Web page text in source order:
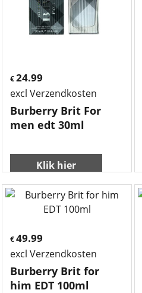
€ 24.99
excl Verzendkosten
Burberry Brit For
men edt 30ml
Klik hier
€ 49.99
excl Verzendkosten
Burberry Brit for
him EDT 100ml